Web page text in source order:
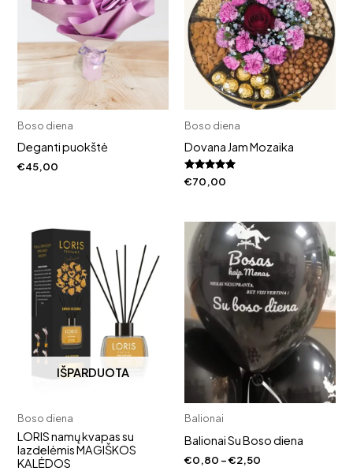
Boso diena
Deganti puokštė
€45,00
Boso diena
Dovana Jam Mozaika
Įvertinimas:
5.00
€70,00
IŠPARDUOTA
Boso diena
LORIS namų kvapas su
lazdelėmis MAGIŠKOS
KALĖDOS
Balionai
Balionai Su Boso diena
€0,80 –€2,50